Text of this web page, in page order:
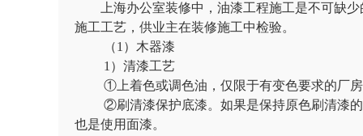
上海办公室装修中，油漆工程施工是不可缺少
施工工艺，供业主在装修施工中检验。
（1）木器漆
1）清漆工艺
①上着色或调色油，仅限于有变色要求的厂房
②刷清漆保护底漆。如果是保持原色刷清漆的
也是使用面漆。